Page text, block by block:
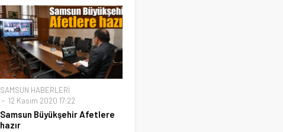
SAMSUN HABERLERİ
12 Kasım 2020 17:22
Samsun Büyükşehir Afetlere
hazır